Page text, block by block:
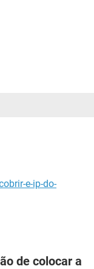
e-ip-do-
de colocar a